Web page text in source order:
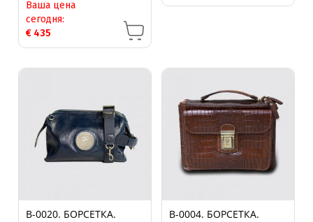
Ваша цена
сегодня:
€ 435
B-0020. БОРСЕТКА. B-0004. БОРСЕТКА.